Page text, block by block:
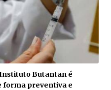
Butantan é
forma preventiva e